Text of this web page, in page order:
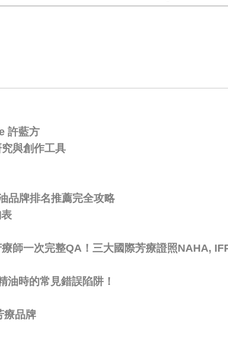
許藍方
與創作工具
品牌排名推薦完全攻略
師一次完整QA！三大國際芳療證照NAHA,
油時的常見錯誤陷阱！
療品牌